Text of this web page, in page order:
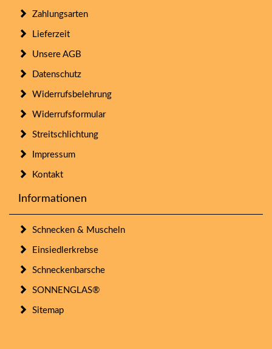
Zahlungsarten
Lieferzeit
Unsere AGB
Datenschutz
Widerrufsbelehrung
Widerrufsformular
Streitschlichtung
Impressum
Kontakt
Informationen
Schnecken & Muscheln
Einsiedlerkrebse
Schneckenbarsche
SONNENGLAS®
Sitemap